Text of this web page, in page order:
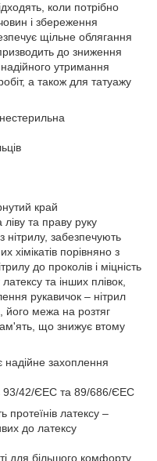
коли потрібно
і збереження
щільне облягання
до зниження
утримання
а також для татуажу
край
та праву руку
нітрилу, забезпечують
хімікатів порівняно з
до проколів і міцність
та інших плівок,
рукавичок – нітрил
його межа на розтяг
що знижує втому
надійне захоплення
93/42/ЄЕС та 89/686/ЄЕС
протеїнів латексу –
до латексу
для більшого комфорту,